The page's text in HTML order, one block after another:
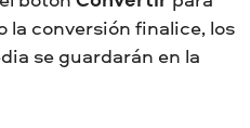
la conversión finalice, los
se guardarán en la